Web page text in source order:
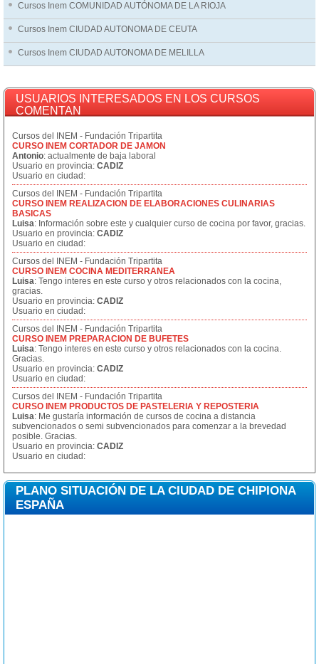
Cursos Inem COMUNIDAD AUTÓNOMA DE LA RIOJA
Cursos Inem CIUDAD AUTONOMA DE CEUTA
Cursos Inem CIUDAD AUTONOMA DE MELILLA
USUARIOS INTERESADOS EN LOS CURSOS
COMENTAN
Cursos del INEM - Fundación Tripartita
CURSO INEM CORTADOR DE JAMON
Antonio: actualmente de baja laboral
Usuario en provincia: CADIZ
Usuario en ciudad:
Cursos del INEM - Fundación Tripartita
CURSO INEM REALIZACION DE ELABORACIONES CULINARIAS
BASICAS
Luisa: Información sobre este y cualquier curso de cocina por favor, gracias.
Usuario en provincia: CADIZ
Usuario en ciudad:
Cursos del INEM - Fundación Tripartita
CURSO INEM COCINA MEDITERRANEA
Luisa: Tengo interes en este curso y otros relacionados con la cocina,
gracias.
Usuario en provincia: CADIZ
Usuario en ciudad:
Cursos del INEM - Fundación Tripartita
CURSO INEM PREPARACION DE BUFETES
Luisa: Tengo interes en este curso y otros relacionados con la cocina.
Gracias.
Usuario en provincia: CADIZ
Usuario en ciudad:
Cursos del INEM - Fundación Tripartita
CURSO INEM PRODUCTOS DE PASTELERIA Y REPOSTERIA
Luisa: Me gustaría información de cursos de cocina a distancia
subvencionados o semi subvencionados para comenzar a la brevedad
posible. Gracias.
Usuario en provincia: CADIZ
Usuario en ciudad:
PLANO SITUACIÓN DE LA CIUDAD DE CHIPIONA
ESPAÑA